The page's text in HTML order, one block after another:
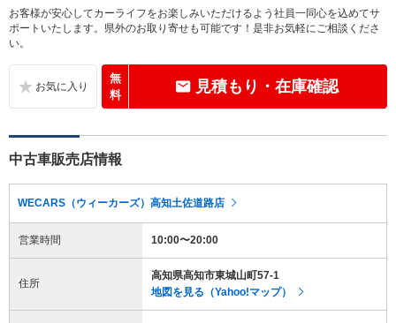
お客様が安心してカーライフをお楽しみいただけるよう社員一同心を込めてサ
ポートいたします。県外のお取り寄せも可能です！是非お気軽にご相談くださ
い。
無
料
見積もり・在庫確認
中古車販売店情報
WECARS（ウィーカーズ）高知土佐道路店
営業時間 10:00〜20:00
住所
高知県高知市東城山町57-1
地図を見る（Yahoo!マップ）